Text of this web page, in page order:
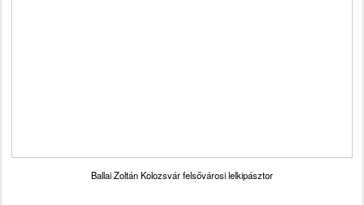
Ballai Zoltán Kolozsvár felsővárosi lelkipásztor